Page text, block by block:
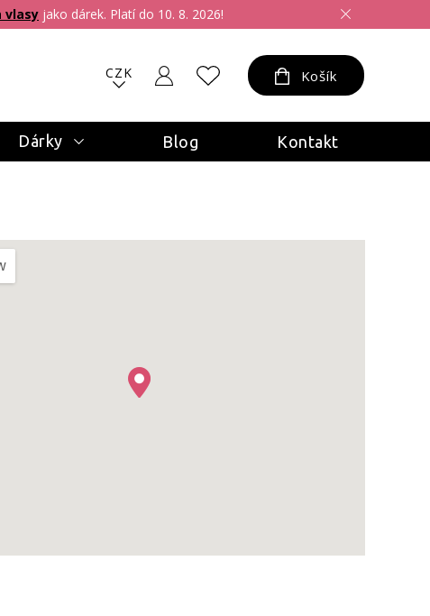
vlasy jako dárek. Platí do 10. 8. 2026!
CZK Košík
Dárky Blog Kontakt